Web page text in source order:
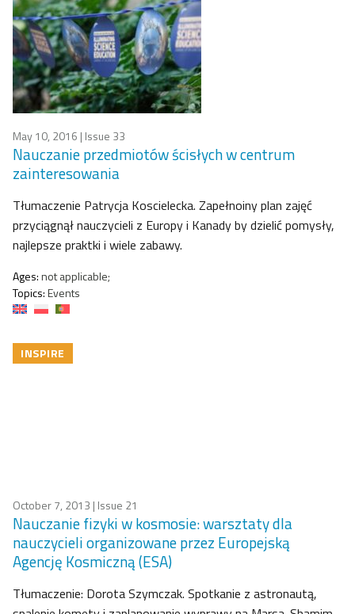
May 10, 2016 | Issue 33
Nauczanie przedmiotów ścisłych w centrum
zainteresowania
Tłumaczenie Patrycja Koscielecka. Zapełnoiny plan zajęć
przyciągnął nauczycieli z Europy i Kanady by dzielić pomysły,
najlepsze praktki i wiele zabawy.
Ages:not applicable;
Topics:Events
INSPIRE
October 7, 2013 | Issue 21
Nauczanie fizyki w kosmosie: warsztaty dla
nauczycieli organizowane przez Europejską
Agencję Kosmiczną (ESA)
Tłumaczenie: Dorota Szymczak. Spotkanie z astronautą,